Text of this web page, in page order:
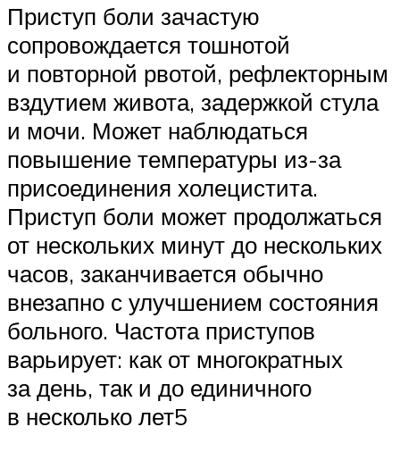
Приступ боли зачастую
сопровождается тошнотой
и повторной рвотой, рефлекторным
вздутием живота, задержкой стула
и мочи. Может наблюдаться
повышение температуры из-за
присоединения холецистита.
Приступ боли может продолжаться
от нескольких минут до нескольких
часов, заканчивается обычно
внезапно с улучшением состояния
больного. Частота приступов
варьирует: как от многократных
за день, так и до единичного
в несколько лет5